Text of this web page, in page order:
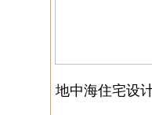
地中海住宅设